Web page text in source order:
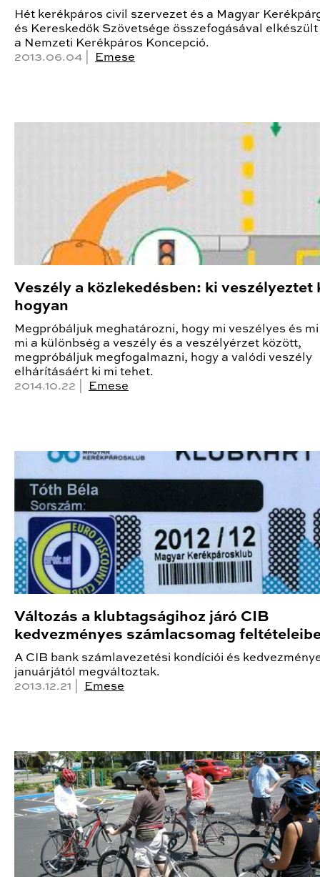
Hét kerékpáros civil szervezet és a Magyar
és Kereskedők Szövetsége összefogásával elkészült
a Nemzeti Kerékpáros Koncepció.
2013.06.04 |
Emese
Veszély a közlekedésben: ki veszélyeztet
hogyan
Megpróbáljuk meghatározni, hogy mi veszélyes és
mi a különbség a veszély és a veszélyérzet között,
megpróbáljuk megfogalmazni, hogy a valódi veszély
elhárításáért ki mi tehet.
2014.10.22 |
Emese
Változás a klubtagságihoz járó CIB
kedvezményes számlacsomag
A CIB bank számlavezetési kondíciói és
januárjától megváltoztak.
2013.12.21 |
Emese